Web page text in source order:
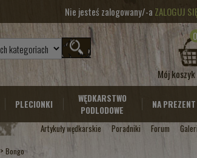
Nie jesteś zalogowany/-a ZALOGUJ
0
Mój koszyk
PLECIONKI
WĘDKARSTWO
PODLODOWE
NA PREZENT
Artykuły wędkarskie Poradniki Forum
>Bongo